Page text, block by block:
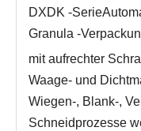
DXDK -Serie
Granula -
mit aufrechter
Waage- und
Wiegen-, Blank-,
Schneidprozesse